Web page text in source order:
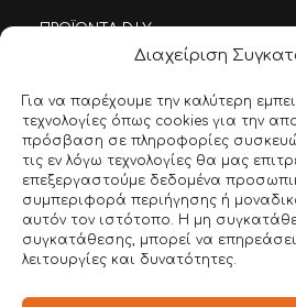
Διαχείριση
Για να παρέχουμε την καλύτερη
τεχνολογίες όπως cookies για την
πρόσβαση σε πληροφορίες
τις εν λόγω τεχνολογίες θα μας
επεξεργαστούμε δεδομένα
συμπεριφορά περιήγησης ή
αυτόν τον ιστότοπο. Η μη
συγκατάθεσης, μπορεί να
λειτουργίες και δυνατότητες.
ΠΡΟΪΟΝΤΑ D.I.Y.
ΠΛΑΣΤΙΚΑ ΚΟΥΤΙΑ ΤΑΞΙΝΟΜΗΣΗΣ
ΜΕΤΑΛΛΙΚΕΣ ΣΥΡΤΑΡΟΘΗΚΕΣ
ΕΙΔΙΚΕΣ ΚΑΤΑΣΚΕΥΕΣ
ΣΥΣΤΗΜΑ DEMI RACK
ΙΜΑΤΙΟΘΗΚΕΣ & ΠΑΓΚΟΙ
ΠΑΓΚΟΙ ΕΡΓΑΣΙΑΣ